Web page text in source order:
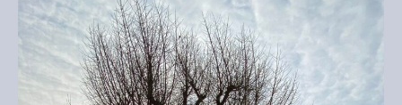
定
へ
の